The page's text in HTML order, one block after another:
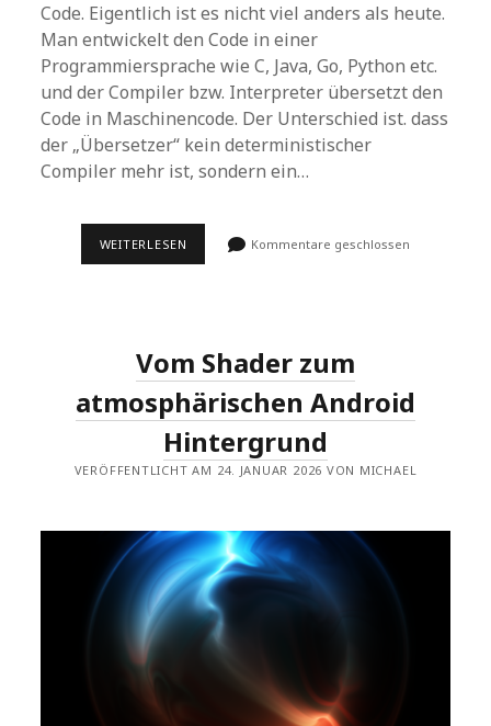
Code. Eigentlich ist es nicht viel anders als heute.
Man entwickelt den Code in einer
Programmiersprache wie C, Java, Go, Python etc.
und der Compiler bzw. Interpreter übersetzt den
Code in Maschinencode. Der Unterschied ist. dass
der „Übersetzer“ kein deterministischer
Compiler mehr ist, sondern ein…
WEITERLESEN Kommentare geschlossen
Vom Shader zum
atmosphärischen Android
Hintergrund
VERÖFFENTLICHT AM 24. JANUAR 2026 VON MICHAEL